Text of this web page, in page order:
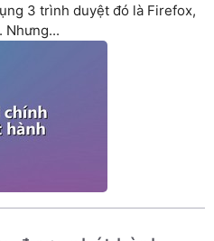
3 trình duyệt đó là Firefox,
Nhưng...